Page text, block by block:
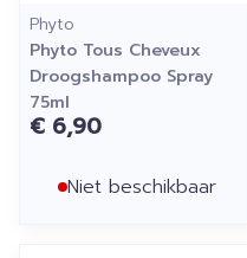
Phyto
Phyto Tous Cheveux
Droogshampoo Spray
75ml
€ 6,90
Niet beschikbaar